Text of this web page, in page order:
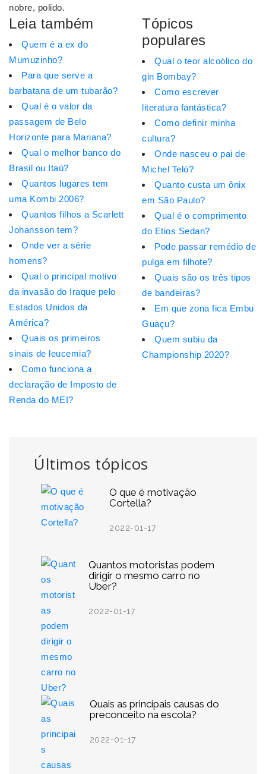
Últimos tópicos
O que é motivação
Cortella?
2022-01-17
Quantos motoristas podem
dirigir o mesmo carro no
Uber?
2022-01-17
Quais as principais causas do
preconceito na escola?
2022-01-17
nobre, polido.
Leia também
Quem é a ex do
Mumuzinho?
Para que serve a
barbatana de um tubarão?
Qual é o valor da
passagem de Belo
Horizonte para Mariana?
Qual o melhor banco do
Brasil ou Itaú?
Quantos lugares tem
uma Kombi 2006?
Quantos filhos a Scarlett
Johansson tem?
Onde ver a série
homens?
Qual o principal motivo
da invasão do Iraque pelo
Estados Unidos da
América?
Quais os primeiros
sinais de leucemia?
Como funciona a
declaração de Imposto de
Renda do MEI?
Tópicos
populares
Qual o teor alcoólico do
gin Bombay?
Como escrever
literatura fantástica?
Como definir minha
cultura?
Onde nasceu o pai de
Michel Teló?
Quanto custa um ônix
em São Paulo?
Qual é o comprimento
do Etios Sedan?
Pode passar remédio de
pulga em filhote?
Quais são os três tipos
de bandeiras?
Em que zona fica Embu
Guaçu?
Quem subiu da
Championship 2020?